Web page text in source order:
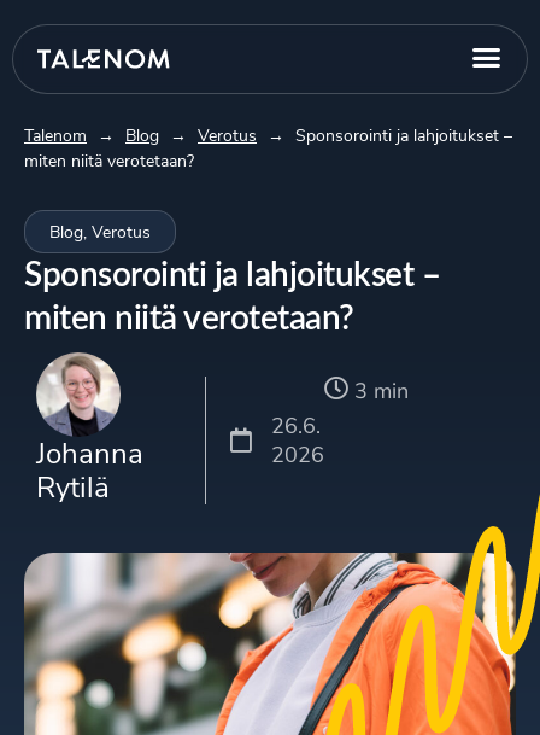
Talenom → Blog → Verotus →
Sponsorointi ja lahjoitukset –
miten niitä verotetaan?
Blog, Verotus
Sponsorointi ja lahjoitukset –
miten niitä verotetaan?
Johanna
Rytilä
26.6.
2026
3 min